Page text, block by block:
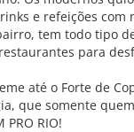
e refeições com
tem todo tipo
para
até o Forte de
que somente
PRO RIO!